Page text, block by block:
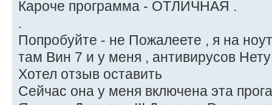
Кароче программа - ОТЛИЧНАЯ .
.
Попробуйте - не Пожалеете , я на
там Вин 7 и у меня , антивирусов Нету
Хотел отзыв оставить
Сейчас она у меня включена эта